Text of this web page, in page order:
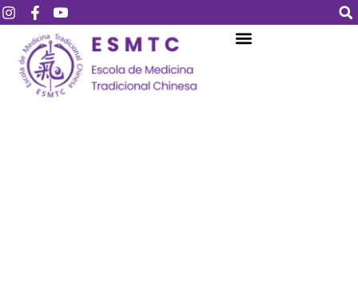
Login Assinar
Login